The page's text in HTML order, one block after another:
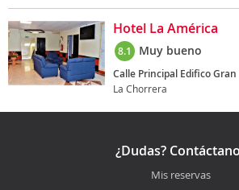
Hotel La América
8.1 Muy bueno
Calle Principal Edifico
La Chorrera
¿Dudas?
Mis reservas